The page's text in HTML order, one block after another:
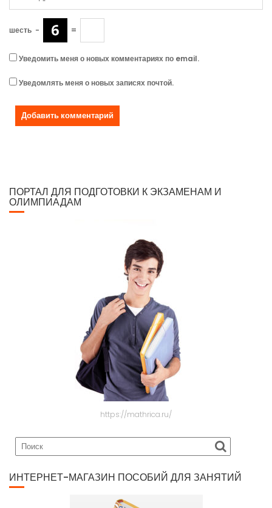
шесть − =
Уведомить меня о новых комментариях по email.
Уведомлять меня о новых записях почтой.
ПОРТАЛ ДЛЯ ПОДГОТОВКИ К ЭКЗАМЕНАМ И
ОЛИМПИАДАМ
https://mathrica.ru/
ИНТЕРНЕТ-МАГАЗИН ПОСОБИЙ ДЛЯ ЗАНЯТИЙ